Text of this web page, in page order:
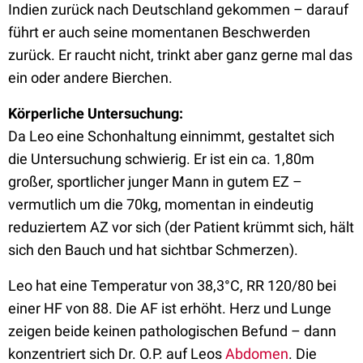
Indien zurück nach Deutschland gekommen – darauf
führt er auch seine momentanen Beschwerden
zurück. Er raucht nicht, trinkt aber ganz gerne mal das
ein oder andere Bierchen.
Körperliche Untersuchung:
Da Leo eine Schonhaltung einnimmt, gestaltet sich
die Untersuchung schwierig. Er ist ein ca. 1,80m
großer, sportlicher junger Mann in gutem EZ –
vermutlich um die 70kg, momentan in eindeutig
reduziertem AZ vor sich (der Patient krümmt sich, hält
sich den Bauch und hat sichtbar Schmerzen).
Leo hat eine Temperatur von 38,3°C, RR 120/80 bei
einer HF von 88. Die AF ist erhöht. Herz und Lunge
zeigen beide keinen pathologischen Befund – dann
konzentriert sich Dr. O.P. auf LeosAbdomen. Die